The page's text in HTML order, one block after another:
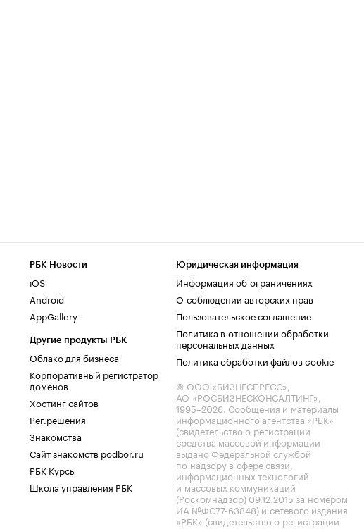
РБК Новости
iOS
Android
AppGallery
Другие продукты РБК
Облако для бизнеса
Корпоративный регистратор
доменов
Хостинг сайтов
Рег.решения
Знакомства
Сайт знакомств podbor.ru
РБК Курсы
Школа управления РБК
Юридическая информация
Информация об ограничениях
О соблюдении авторских прав
Пользовательское соглашение
Политика в отношении обработки
персональных данных
Политика обработки файлов cookie
© ООО «БИЗНЕСПРЕСС»,
АО «РОСБИЗНЕСКОНСАЛТИНГ»,
1995–2026. Сообщения и материалы
информационного агентства «РБК»
(свидетельство о регистрации
средства массовой информации
выдано Федеральной службой
по надзору в сфере связи,
информационных технологий
и массовых коммуникаций
(Роскомнадзор) 09.12.2015 за номером
ИА №ФС77-63848) и сетевого издания
«РБК» (свидетельство о регистрации